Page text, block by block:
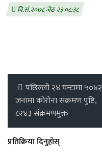
वि.सं.२०७८ जेठ २३ ०८:३८
पछिल्लो २४ घन्टामा ५०४२
जनामा कोरोना संक्रमण पुष्टि,
८२४३ संक्रमणमुक्त
प्रतिक्रिया दिनुहोस्